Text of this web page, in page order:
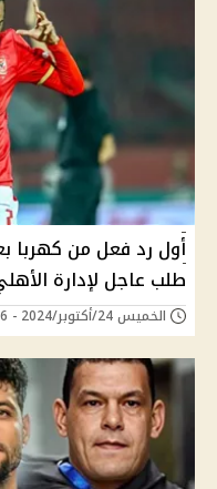
أول رد فعل من كهربا
طلب عاجل لإدارة
الخميس 24/أكتوبر/2024 - 03:06 م